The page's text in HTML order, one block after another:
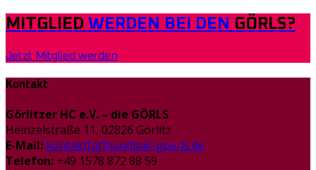
MITGLIED WERDEN BEI DEN GÖRLS?
Jetzt Mitglied werden
Kontakt
Görlitzer HC e.V. – die GÖRLS
Heinzelstraße 11, 02826 Görlitz
E-Mail: kontakt[at]handball-goerls.de
Telefon: +49 1578 872 88 59